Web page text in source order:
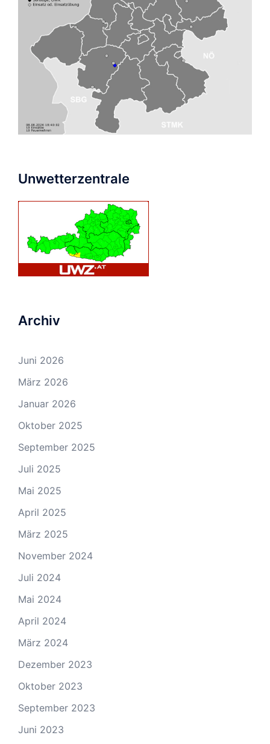
Unwetterzentrale
Archiv
Juni 2026
März 2026
Januar 2026
Oktober 2025
September 2025
Juli 2025
Mai 2025
April 2025
März 2025
November 2024
Juli 2024
Mai 2024
April 2024
März 2024
Dezember 2023
Oktober 2023
September 2023
Juni 2023